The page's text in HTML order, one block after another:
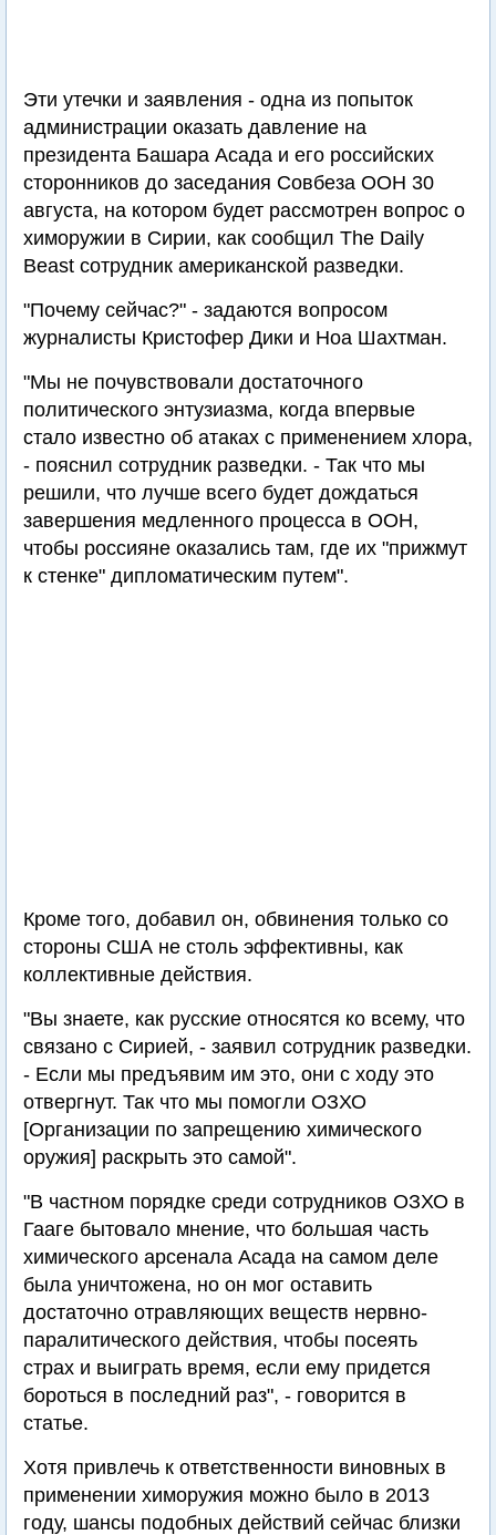
Эти утечки и заявления - одна из попыток
администрации оказать давление на
президента Башара Асада и его российских
сторонников до заседания Совбеза ООН 30
августа, на котором будет рассмотрен вопрос о
химоружии в Сирии, как сообщил The Daily
Beast сотрудник американской разведки.
"Почему сейчас?" - задаются вопросом
журналисты Кристофер Дики и Ноа Шахтман.
"Мы не почувствовали достаточного
политического энтузиазма, когда впервые
стало известно об атаках с применением хлора,
- пояснил сотрудник разведки. - Так что мы
решили, что лучше всего будет дождаться
завершения медленного процесса в ООН,
чтобы россияне оказались там, где их "прижмут
к стенке" дипломатическим путем".
Кроме того, добавил он, обвинения только со
стороны США не столь эффективны, как
коллективные действия.
"Вы знаете, как русские относятся ко всему, что
связано с Сирией, - заявил сотрудник разведки.
- Если мы предъявим им это, они с ходу это
отвергнут. Так что мы помогли ОЗХО
[Организации по запрещению химического
оружия] раскрыть это самой".
"В частном порядке среди сотрудников ОЗХО в
Гааге бытовало мнение, что большая часть
химического арсенала Асада на самом деле
была уничтожена, но он мог оставить
достаточно отравляющих веществ нервно-
паралитического действия, чтобы посеять
страх и выиграть время, если ему придется
бороться в последний раз", - говорится в
статье.
Хотя привлечь к ответственности виновных в
применении химоружия можно было в 2013
году, шансы подобных действий сейчас близки